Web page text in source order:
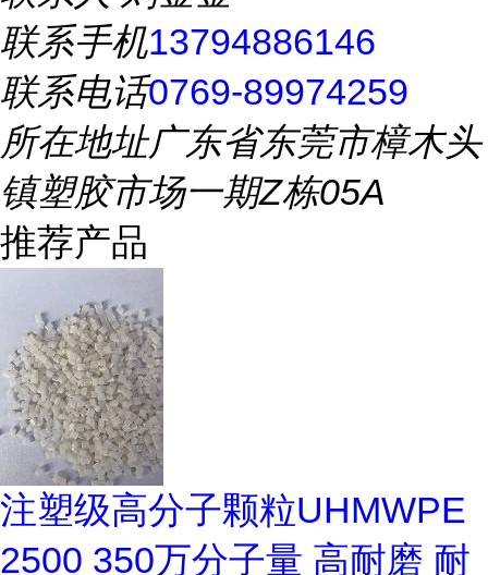
联系手机13794886146
联系电话0769-89974259
所在地址广东省东莞市樟木头
镇塑胶市场一期Z栋05A
推荐产品
注塑级高分子颗粒UHMWPE
2500 350万分子量 高耐磨 耐